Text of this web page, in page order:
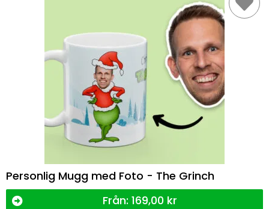
Personlig Mugg med Foto - The Grinch
Från: 169,00 kr